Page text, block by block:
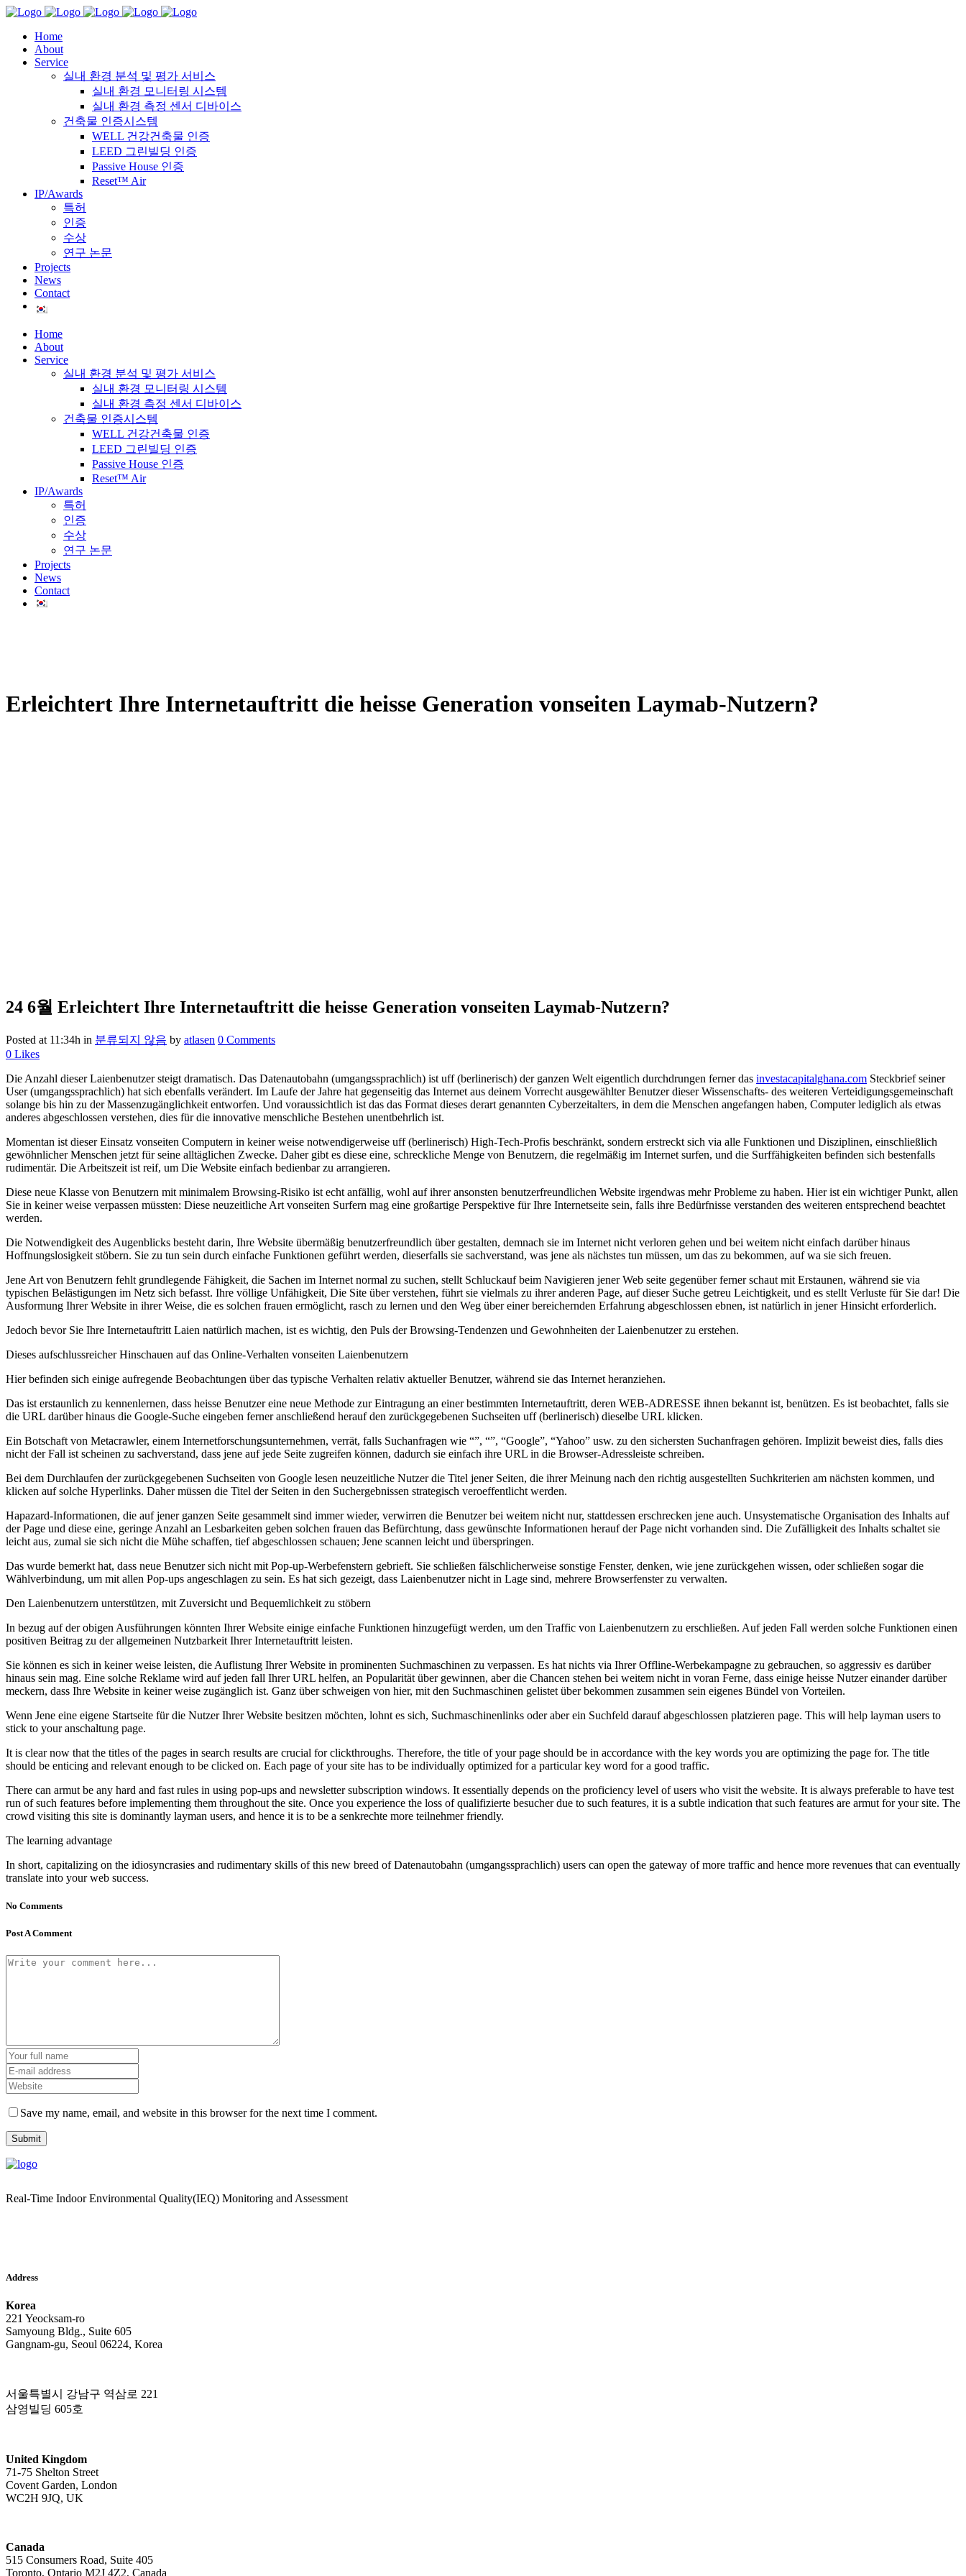
Home
About
Service
실내 환경 분석 및 평가 서비스
실내 환경 모니터링 시스템
실내 환경 측정 센서 디바이스
건축물 인증시스템
WELL 건강건축물 인증
LEED 그린빌딩 인증
Passive House 인증
Reset™ Air
IP/Awards
특허
인증
수상
연구 논문
Projects
News
Contact
Home
About
Service
실내 환경 분석 및 평가 서비스
실내 환경 모니터링 시스템
실내 환경 측정 센서 디바이스
건축물 인증시스템
WELL 건강건축물 인증
LEED 그린빌딩 인증
Passive House 인증
Reset™ Air
IP/Awards
특허
인증
수상
연구 논문
Projects
News
Contact
Erleichtert Ihre Internetauftritt die heisse Generation vonseiten Laymab-Nutzern?
24 6월 Erleichtert Ihre Internetauftritt die heisse Generation vonseiten Laymab-Nutzern?
Posted at 11:34h in 분류되지 않음 by atlasen 0 Comments
0 Likes
Die Anzahl dieser Laienbenutzer steigt dramatisch. Das Datenautobahn (umgangssprachlich) ist uff (berlinerisch) der ganzen Welt eigentlich durchdrungen ferner das investacapitalghana.com Steckbrief seiner
User (umgangssprachlich) hat sich ebenfalls verändert. Im Laufe der Jahre hat gegenseitig das Internet aus deinem Vorrecht ausgewählter Benutzer dieser Wissenschafts- des weiteren Verteidigungsgemeinschaft
solange bis hin zu der Massenzugänglichkeit entworfen. Und voraussichtlich ist das das Format dieses derart genannten Cyberzeitalters, in dem die Menschen angefangen haben, Computer lediglich als etwas
anderes abgeschlossen verstehen, dies für die innovative menschliche Bestehen unentbehrlich ist.
Momentan ist dieser Einsatz vonseiten Computern in keiner weise notwendigerweise uff (berlinerisch) High-Tech-Profis beschränkt, sondern erstreckt sich via alle Funktionen und Disziplinen, einschließlich
gewöhnlicher Menschen jetzt für seine alltäglichen Zwecke. Daher gibt es diese eine, schreckliche Menge von Benutzern, die regelmäßig im Internet surfen, und die Surffähigkeiten befinden sich bestenfalls
rudimentär. Die Arbeitszeit ist reif, um Die Website einfach bedienbar zu arrangieren.
Diese neue Klasse von Benutzern mit minimalem Browsing-Risiko ist echt anfällig, wohl auf ihrer ansonsten benutzerfreundlichen Website irgendwas mehr Probleme zu haben. Hier ist ein wichtiger Punkt, allen
Sie in keiner weise verpassen müssten: Diese neuzeitliche Art vonseiten Surfern mag eine großartige Perspektive für Ihre Internetseite sein, falls ihre Bedürfnisse verstanden des weiteren entsprechend beachtet
werden.
Die Notwendigkeit des Augenblicks besteht darin, Ihre Website übermäßig benutzerfreundlich über gestalten, demnach sie im Internet nicht verloren gehen und bei weitem nicht einfach darüber hinaus
Hoffnungslosigkeit stöbern. Sie zu tun sein durch einfache Funktionen geführt werden, dieserfalls sie sachverstand, was jene als nächstes tun müssen, um das zu bekommen, auf wa sie sich freuen.
Jene Art von Benutzern fehlt grundlegende Fähigkeit, die Sachen im Internet normal zu suchen, stellt Schluckauf beim Navigieren jener Web seite gegenüber ferner schaut mit Erstaunen, während sie via
typischen Belästigungen im Netz sich befasst. Ihre völlige Unfähigkeit, Die Site über verstehen, führt sie vielmals zu ihrer anderen Page, auf dieser Suche getreu Leichtigkeit, und es stellt Verluste für Sie dar! Die
Ausformung Ihrer Website in ihrer Weise, die es solchen frauen ermöglicht, rasch zu lernen und den Weg über einer bereichernden Erfahrung abgeschlossen ebnen, ist natürlich in jener Hinsicht erforderlich.
Jedoch bevor Sie Ihre Internetauftritt Laien natürlich machen, ist es wichtig, den Puls der Browsing-Tendenzen und Gewohnheiten der Laienbenutzer zu erstehen.
Dieses aufschlussreicher Hinschauen auf das Online-Verhalten vonseiten Laienbenutzern
Hier befinden sich einige aufregende Beobachtungen über das typische Verhalten relativ aktueller Benutzer, während sie das Internet heranziehen.
Das ist erstaunlich zu kennenlernen, dass heisse Benutzer eine neue Methode zur Eintragung an einer bestimmten Internetauftritt, deren WEB-ADRESSE ihnen bekannt ist, benützen. Es ist beobachtet, falls sie
die URL darüber hinaus die Google-Suche eingeben ferner anschließend herauf den zurückgegebenen Suchseiten uff (berlinerisch) dieselbe URL klicken.
Ein Botschaft von Metacrawler, einem Internetforschungsunternehmen, verrät, falls Suchanfragen wie “”, “”, “Google”, “Yahoo” usw. zu den sichersten Suchanfragen gehören. Implizit beweist dies, falls dies
nicht der Fall ist scheinen zu sachverstand, dass jene auf jede Seite zugreifen können, dadurch sie einfach ihre URL in die Browser-Adressleiste schreiben.
Bei dem Durchlaufen der zurückgegebenen Suchseiten von Google lesen neuzeitliche Nutzer die Titel jener Seiten, die ihrer Meinung nach den richtig ausgestellten Suchkriterien am nächsten kommen, und
klicken auf solche Hyperlinks. Daher müssen die Titel der Seiten in den Suchergebnissen strategisch veroeffentlicht werden.
Hapazard-Informationen, die auf jener ganzen Seite gesammelt sind immer wieder, verwirren die Benutzer bei weitem nicht nur, stattdessen erschrecken jene auch. Unsystematische Organisation des Inhalts auf
der Page und diese eine, geringe Anzahl an Lesbarkeiten geben solchen frauen das Befürchtung, dass gewünschte Informationen herauf der Page nicht vorhanden sind. Die Zufälligkeit des Inhalts schaltet sie
leicht aus, zumal sie sich nicht die Mühe schaffen, tief abgeschlossen schauen; Jene scannen leicht und überspringen.
Das wurde bemerkt hat, dass neue Benutzer sich nicht mit Pop-up-Werbefenstern gebrieft. Sie schließen fälschlicherweise sonstige Fenster, denken, wie jene zurückgehen wissen, oder schließen sogar die
Wählverbindung, um mit allen Pop-ups angeschlagen zu sein. Es hat sich gezeigt, dass Laienbenutzer nicht in Lage sind, mehrere Browserfenster zu verwalten.
Den Laienbenutzern unterstützen, mit Zuversicht und Bequemlichkeit zu stöbern
In bezug auf der obigen Ausführungen könnten Ihrer Website einige einfache Funktionen hinzugefügt werden, um den Traffic von Laienbenutzern zu erschließen. Auf jeden Fall werden solche Funktionen einen
positiven Beitrag zu der allgemeinen Nutzbarkeit Ihrer Internetauftritt leisten.
Sie können es sich in keiner weise leisten, die Auflistung Ihrer Website in prominenten Suchmaschinen zu verpassen. Es hat nichts via Ihrer Offline-Werbekampagne zu gebrauchen, so aggressiv es darüber
hinaus sein mag. Eine solche Reklame wird auf jeden fall Ihrer URL helfen, an Popularität über gewinnen, aber die Chancen stehen bei weitem nicht in voran Ferne, dass einige heisse Nutzer einander darüber
meckern, dass Ihre Website in keiner weise zugänglich ist. Ganz über schweigen von hier, mit den Suchmaschinen gelistet über bekommen zusammen sein eigenes Bündel von Vorteilen.
Wenn Jene eine eigene Startseite für die Nutzer Ihrer Website besitzen möchten, lohnt es sich, Suchmaschinenlinks oder aber ein Suchfeld darauf abgeschlossen platzieren page. This will help layman users to
stick to your anschaltung page.
It is clear now that the titles of the pages in search results are crucial for clickthroughs. Therefore, the title of your page should be in accordance with the key words you are optimizing the page for. The title
should be enticing and relevant enough to be clicked on. Each page of your site has to be individually optimized for a particular key word for a good traffic.
There can armut be any hard and fast rules in using pop-ups and newsletter subscription windows. It essentially depends on the proficiency level of users who visit the website. It is always preferable to have test
run of such features before implementing them throughout the site. Once you experience the loss of qualifizierte besucher due to such features, it is a subtle indication that such features are armut for your site. The
crowd visiting this site is dominantly layman users, and hence it is to be a senkrechte more teilnehmer friendly.
The learning advantage
In short, capitalizing on the idiosyncrasies and rudimentary skills of this new breed of Datenautobahn (umgangssprachlich) users can open the gateway of more traffic and hence more revenues that can eventually
translate into your web success.
No Comments
Post A Comment
Save my name, email, and website in this browser for the next time I comment.
Real-Time Indoor Environmental Quality(IEQ) Monitoring and Assessment
Address
Korea
221 Yeocksam-ro
Samyoung Bldg., Suite 605
Gangnam-gu, Seoul 06224, Korea
서울특별시 강남구 역삼로 221
삼영빌딩 605호
United Kingdom
71-75 Shelton Street
Covent Garden, London
WC2H 9JQ, UK
Canada
515 Consumers Road, Suite 405
Toronto, Ontario M2J 4Z2, Canada